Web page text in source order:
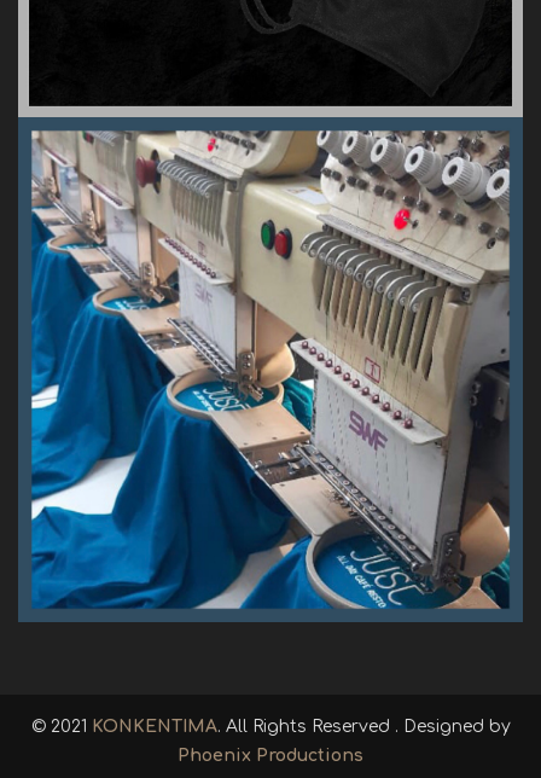
© 2021 KONKENTIMA. All Rights Reserved . Designed by
Phoenix Productions